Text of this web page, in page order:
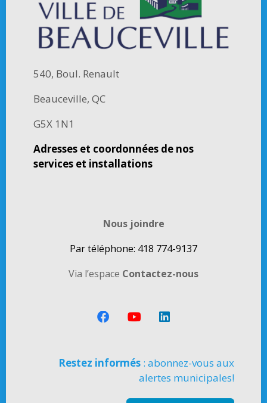
540, Boul. Renault
Beauceville, QC
G5X 1N1
Adresses et coordonnées de nos
services et installations
Nous joindre
Par téléphone: 418 774-9137
Via l’espace Contactez-nous
Restez informés: abonnez-vous aux
alertes municipales!